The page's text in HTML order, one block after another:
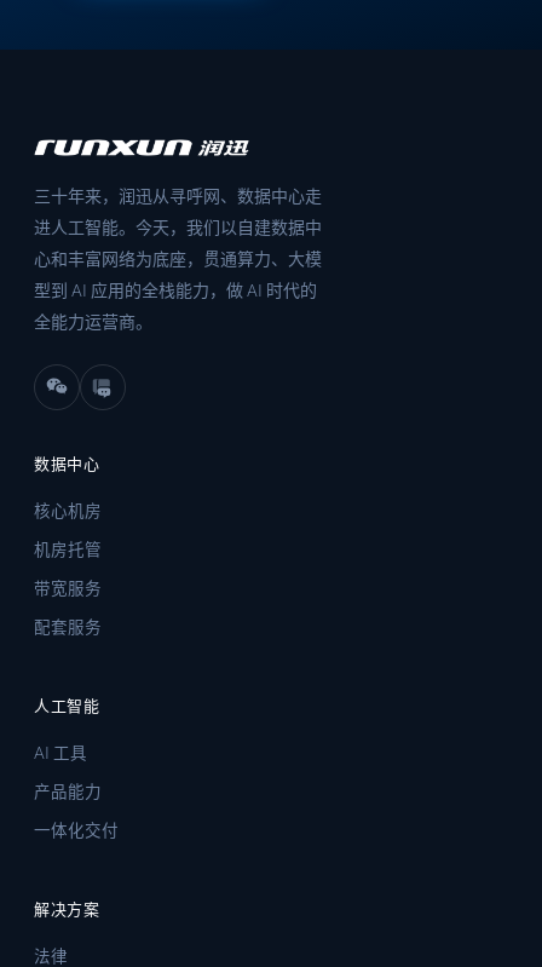
三十年来，润迅从寻呼网、数据中心走
进人工智能。今天，我们以自建数据中
心和丰富网络为底座，贯通算力、大模
型到 AI 应用的全栈能力，做 AI 时代的
全能力运营商。
数据中心
核心机房
机房托管
带宽服务
配套服务
人工智能
AI 工具
产品能力
一体化交付
解决方案
法律